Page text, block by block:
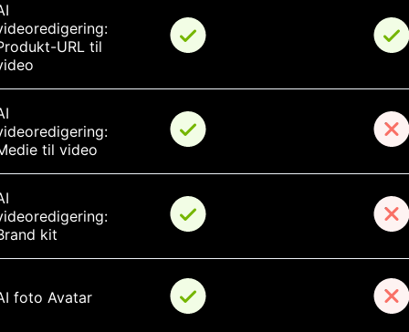
URL til
til video
kit
foto Avatar